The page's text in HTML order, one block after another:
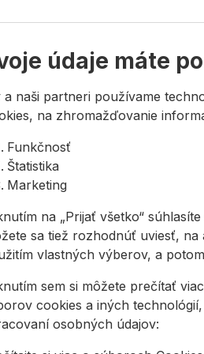
€
sklade
tkani ...
2,14 €
Na
CERVA PELICAN PLUS
PLUS
šité z jemnej
ovčiny v dlani,
Rukavice
Pletené,
rukavice z
údaje máte
a naši partneri používame
na zhromažďovanie
Funkčnosť
Štatistika
Marketing
na „Prijať všetko“
sa tiež rozhodnúť uviesť, na
vlastných výberov, a
sem si môžete prečítať
cookies a iných
osobných údajov: